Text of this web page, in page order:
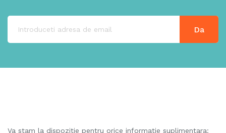
Va stam la dispozitie pentru orice informatie suplimentara: